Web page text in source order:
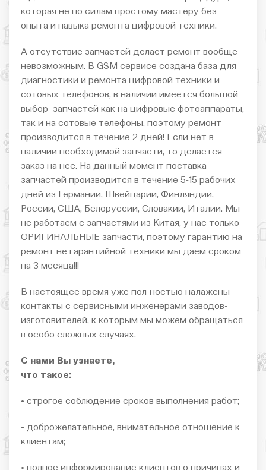
которая не по силам простому мастеру без
опыта и навыка ремонта цифровой техники.
А отсутствие запчастей делает ремонт вообще
невозможным. В GSM сервисе создана база для
диагностики и ремонта цифровой техники и
сотовых телефонов, в наличии имеется большой
выбор запчастей как на цифровые фотоаппараты,
так и на сотовые телефоны, поэтому ремонт
производится в течение 2 дней! Если нет в
наличии необходимой запчасти, то делается
заказ на нее. На данный момент поставка
запчастей производится в течение 5-15 рабочих
дней из Германии, Швейцарии, Финляндии,
России, США, Белоруссии, Словакии, Италии. Мы
не работаем с запчастями из Китая, у нас только
ОРИГИНАЛЬНЫЕ запчасти, поэтому гарантию на
ремонт не гарантийной техники мы даем сроком
на 3 месяца!!!
В настоящее время уже пол-ностью налажены
контакты с сервисными инженерами заводов-
изготовителей, к которым мы можем обращаться
в особо сложных случаях.
С нами Вы узнаете,
что такое:
• строгое соблюдение сроков выполнения работ;
• доброжелательное, внимательное отношение к
клиентам;